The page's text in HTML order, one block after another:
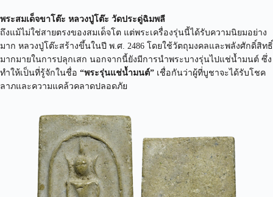
พระสมเด็จขาโต๊ะ หลวงปู่โต๊ะ วัดประดู่ฉิมพลี
ถึงแม้ไม่ใช่สายตรงของสมเด็จโต แต่พระเครื่องรุ่นนี้ได้รับความนิยมอย่าง
มาก หลวงปู่โต๊ะสร้างขึ้นในปี พ.ศ. 2486 โดยใช้วัตถุมงคลและพลังศักดิ์สิทธิ์
มากมายในการปลุกเสก นอกจากนี้ยังมีการนำพระบางรุ่นไปแช่น้ำมนต์ ซึ่ง
ทำให้เป็นที่รู้จักในชื่อ “พระรุ่นแช่น้ำมนต์” เชื่อกันว่าผู้ที่บูชาจะได้รับโชค
ลาภและความแคล้วคลาดปลอดภัย